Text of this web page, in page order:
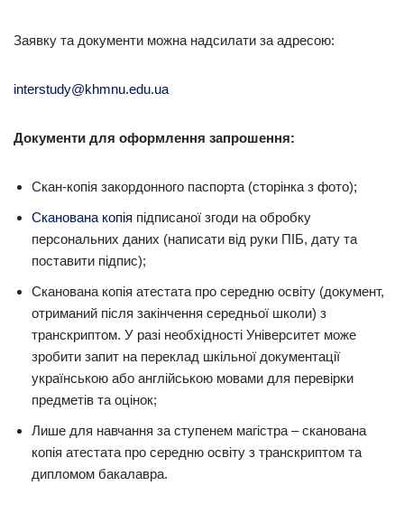
Заявку та документи можна надсилати за адресою:
interstudy@khmnu.edu.ua
Документи для оформлення запрошення:
Скан-копія закордонного паспорта (сторінка з фото);
Сканована копія підписаної згоди на обробку
персональних даних (написати від руки ПІБ, дату та
поставити підпис);
Сканована копія атестата про середню освіту (документ,
отриманий після закінчення середньої школи) з
транскриптом. У разі необхідності Університет може
зробити запит на переклад шкільної документації
українською або англійською мовами для перевірки
предметів та оцінок;
Лише для навчання за ступенем магістра – сканована
копія атестата про середню освіту з транскриптом та
дипломом бакалавра.